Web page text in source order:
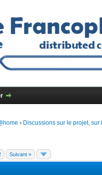
› Discussions sur le projet,
Suivant »